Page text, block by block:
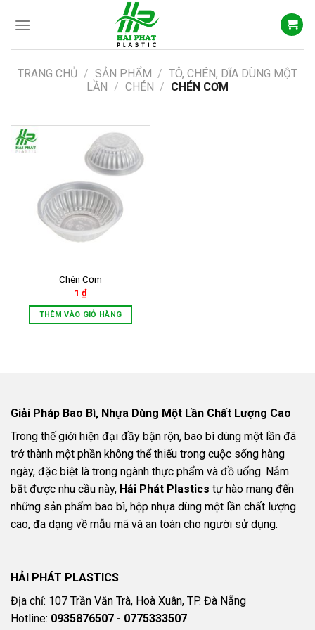
TRANG CHỦ / SẢN PHẨM / TÔ, CHÉN, DĨA DÙNG MỘT
LẦN / CHÉN / CHÉN CƠM
Chén Cơm
1 ₫
THÊM VÀO GIỎ HÀNG
Giải Pháp Bao Bì, Nhựa Dùng Một Lần Chất Lượng Cao
Trong thế giới hiện đại đầy bận rộn, bao bì dùng một lần đã
trở thành một phần không thể thiếu trong cuộc sống hàng
ngày, đặc biệt là trong ngành thực phẩm và đồ uống. Nắm
bắt được nhu cầu này, Hải Phát Plastics tự hào mang đến
những sản phẩm bao bì, hộp nhựa dùng một lần chất lượng
cao, đa dạng về mẫu mã và an toàn cho người sử dụng.
HẢI PHÁT PLASTICS
Địa chỉ: 107 Trần Văn Trà, Hoà Xuân, TP. Đà Nẵng
Hotline: 0935876507 - 0775333507